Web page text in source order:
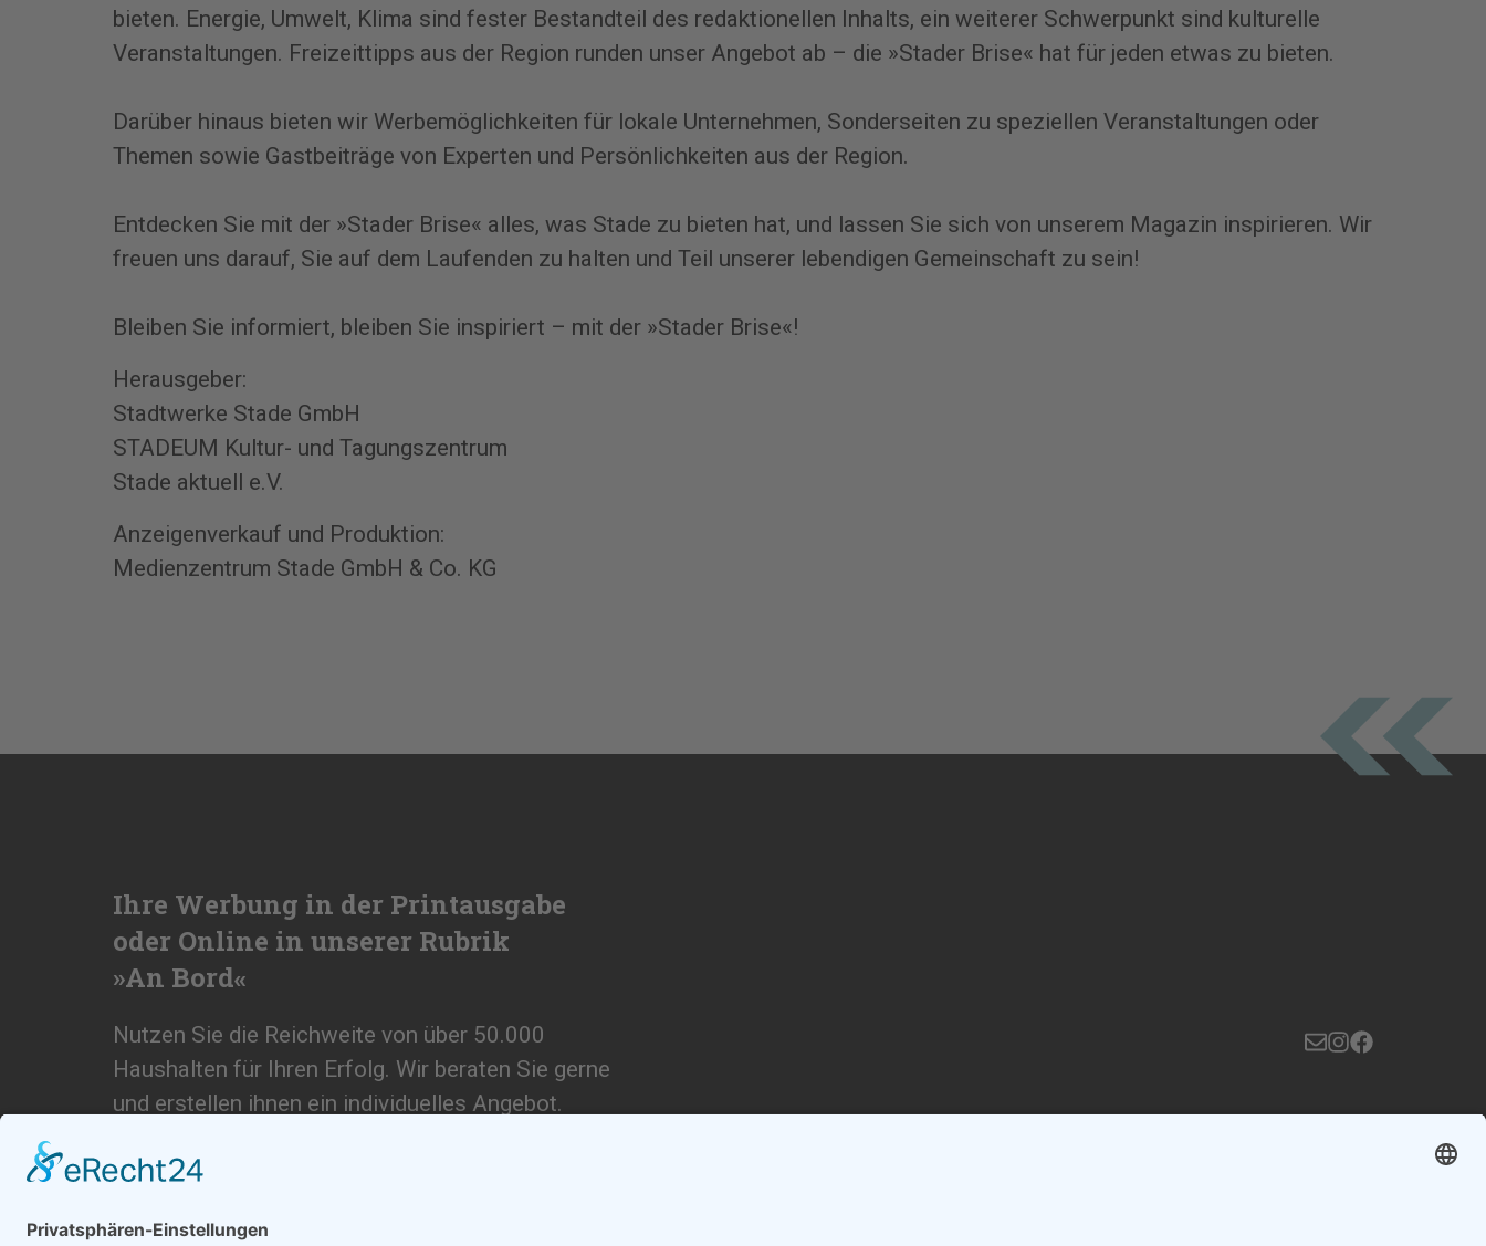
bieten. Energie, Umwelt, Klima sind fester Bestandteil des redaktionellen Inhalts, ein weiterer Schwerpunkt sind kulturelle
Veranstaltungen. Freizeittipps aus der Region runden unser Angebot ab – die »Stader Brise« hat für jeden etwas zu bieten.
Darüber hinaus bieten wir Werbemöglichkeiten für lokale Unternehmen, Sonderseiten zu speziellen Veranstaltungen oder
Themen sowie Gastbeiträge von Experten und Persönlichkeiten aus der Region.
Entdecken Sie mit der »Stader Brise« alles, was Stade zu bieten hat, und lassen Sie sich von unserem Magazin inspirieren. Wir
freuen uns darauf, Sie auf dem Laufenden zu halten und Teil unserer lebendigen Gemeinschaft zu sein!
Bleiben Sie informiert, bleiben Sie inspiriert – mit der »Stader Brise«!
Herausgeber:
Stadtwerke Stade GmbH
STADEUM Kultur- und Tagungszentrum
Stade aktuell e.V.
Anzeigenverkauf und Produktion:
Medienzentrum Stade GmbH & Co. KG
Ihre Werbung in der Printausgabe
oder Online in unserer Rubrik
»An Bord«
Nutzen Sie die Reichweite von über 50.000
Haushalten für Ihren Erfolg. Wir beraten Sie gerne
und erstellen ihnen ein individuelles Angebot.
SCHREIBEN SIE UNS